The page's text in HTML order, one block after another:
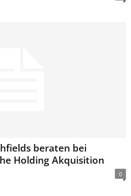
beraten bei
Holding Akquisition
0